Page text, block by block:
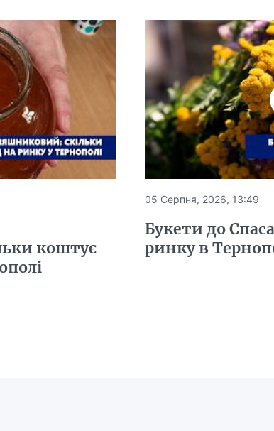
коштує
05 Серпня, 2026, 13:49
Букети до
ринку в